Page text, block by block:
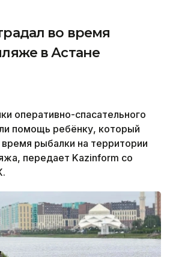
во время
в Астане
оперативно-спасательного
помощь ребёнку, который
рыбалки на территории
передает Kazinform со